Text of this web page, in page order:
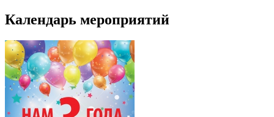
Календарь мероприятий